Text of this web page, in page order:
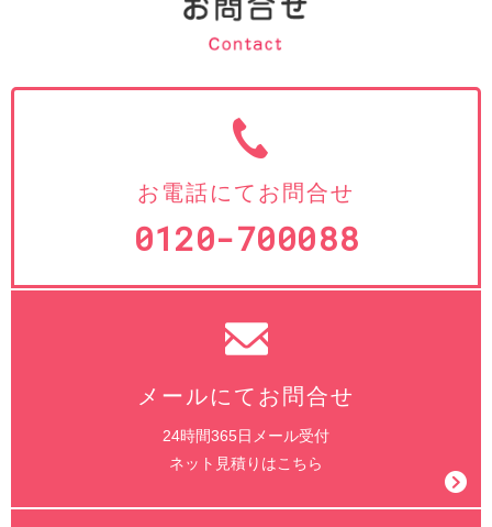
お電話にてお問合せ
0120-700088
メールにてお問合せ
24時間365日メール受付
ネット見積りはこちら